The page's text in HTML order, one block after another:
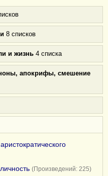
8 списков
и жизнь 4 списка
апокрифы, смешение
(Произведений: 225)